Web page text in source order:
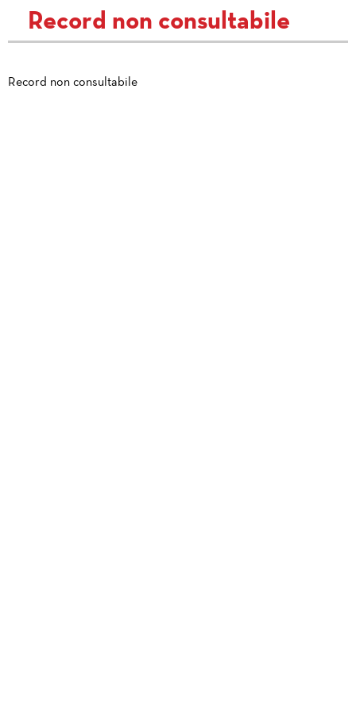
Record non consultabile
Record non consultabile